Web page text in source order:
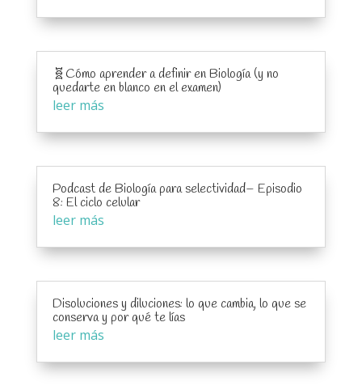
🧬Cómo aprender a definir en Biología (y no
quedarte en blanco en el examen)
leer más
Podcast de Biología para selectividad– Episodio
8: El ciclo celular
leer más
Disoluciones y diluciones: lo que cambia, lo que se
conserva y por qué te lías
leer más